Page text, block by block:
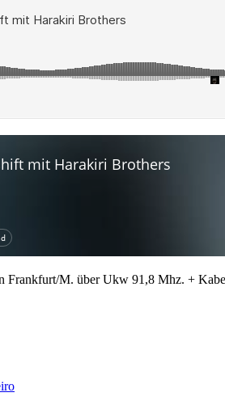
Frankfurt/M. über Ukw 91,8 Mhz. +